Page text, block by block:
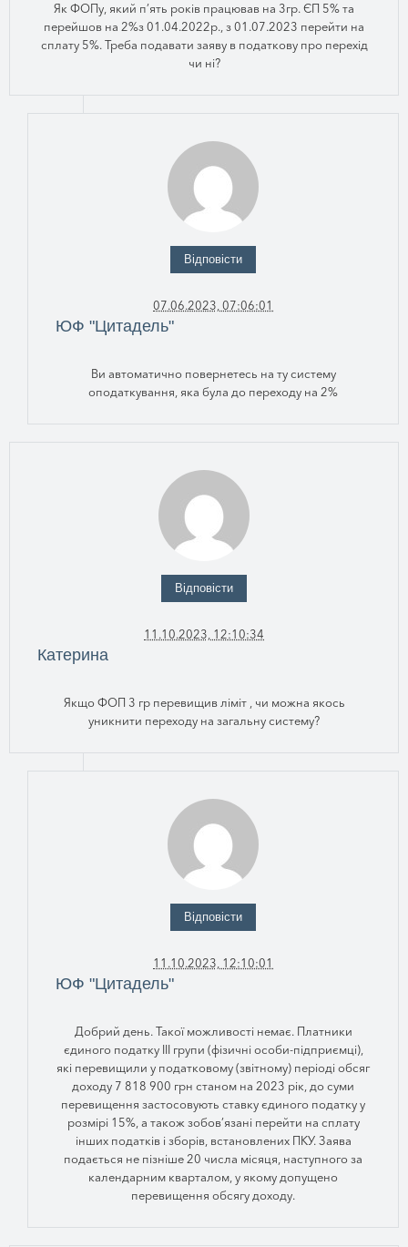
Як ФОПу, який п’ять років працював на 3гр. ЄП 5% та
перейшов на 2%з 01.04.2022р., з 01.07.2023 перейти на
сплату 5%. Треба подавати заяву в податкову про перехід
чи ні?
Відповісти
07.06.2023, 07:06:01
ЮФ "Цитадель"
Ви автоматично повернетесь на ту систему
оподаткування, яка була до переходу на 2%
Відповісти
11.10.2023, 12:10:34
Катерина
Якщо ФОП 3 гр перевищив ліміт , чи можна якось
уникнити переходу на загальну систему?
Відповісти
11.10.2023, 12:10:01
ЮФ "Цитадель"
Добрий день. Такої можливості немає. Платники
єдиного податку III групи (фізичні особи-підприємці),
які перевищили у податковому (звітному) періоді обсяг
доходу 7 818 900 грн станом на 2023 рік, до суми
перевищення застосовують ставку єдиного податку у
розмірі 15%, а також зобов’язані перейти на сплату
інших податків і зборів, встановлених ПКУ. Заява
подається не пізніше 20 числа місяця, наступного за
календарним кварталом, у якому допущено
перевищення обсягу доходу.